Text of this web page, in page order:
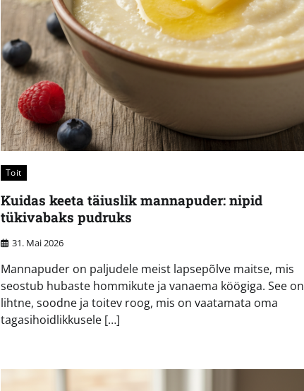
Toit
Kuidas keeta täiuslik mannapuder: nipid
tükivabaks pudruks
31. Mai 2026
Mannapuder on paljudele meist lapsepõlve maitse, mis
seostub hubaste hommikute ja vanaema köögiga. See on
lihtne, soodne ja toitev roog, mis on vaatamata oma
tagasihoidlikkusele […]